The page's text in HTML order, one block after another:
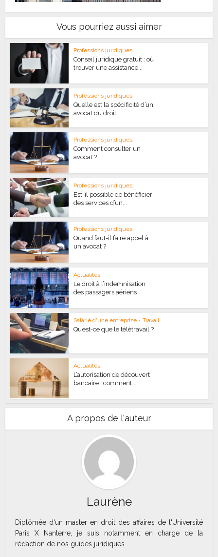
Vous pourriez aussi aimer
Professions juridiques
Conseil juridique gratuit : où
trouver une assistance...
Professions juridiques
Quelle est la spécificité d’un
avocat du droit...
Professions juridiques
Comment consulter un
avocat ?
Professions juridiques
Est-il possible de bénéficier
des services d’un...
Professions juridiques
Quand faut-il faire appel à
un avocat ?
Actualités
Le droit à l’indemnisation
des passagers aériens
Salarié d'une entreprise • Travail
Qu’est-ce que le télétravail ?
Actualités
L’autorisation de découvert
bancaire : comment...
A propos de l'auteur
Laurène
Diplômée d'un master en droit des affaires de l'Université
Paris X Nanterre, je suis notamment en charge de la
rédaction de nos guides juridiques.